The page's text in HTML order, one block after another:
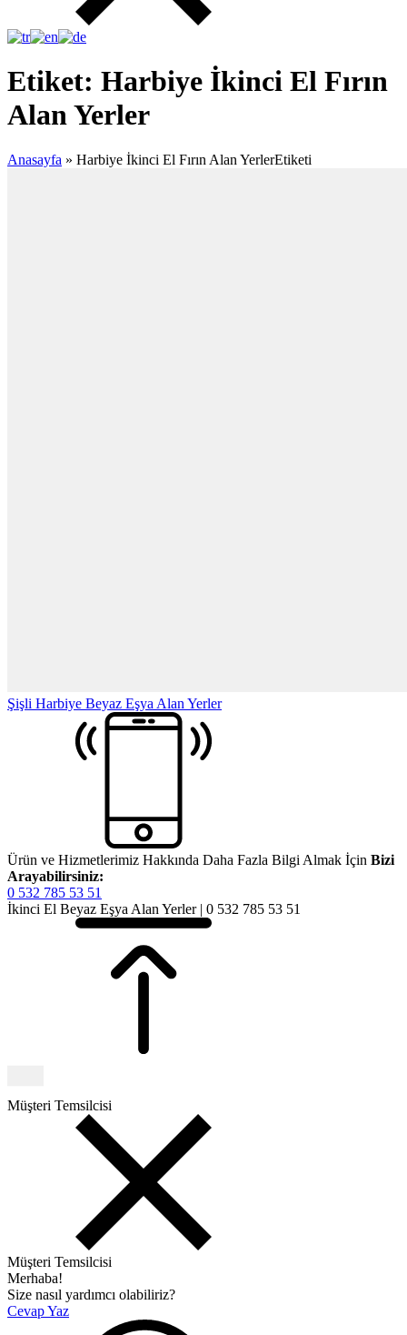
Etiket: Harbiye İkinci El Fırın
Alan Yerler
Anasayfa » Harbiye İkinci El Fırın Alan YerlerEtiketi
Şişli Harbiye Beyaz Eşya Alan Yerler
Ürün ve Hizmetlerimiz Hakkında Daha Fazla Bilgi Almak İçin Bizi
Arayabilirsiniz:
0 532 785 53 51
İkinci El Beyaz Eşya Alan Yerler | 0 532 785 53 51
Müşteri Temsilcisi
Müşteri Temsilcisi
Merhaba!
Size nasıl yardımcı olabiliriz?
Cevap Yaz